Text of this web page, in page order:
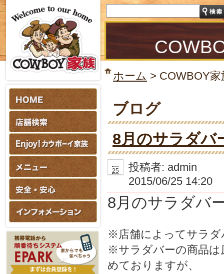
ホーム > COWBOY
ブログ
8月のサラダバ
25
投稿者: admin
2015/06/25 14:20
8月のサラダバ
※店舗によってサラダ
※サラダバーの商品は
めておりますが、